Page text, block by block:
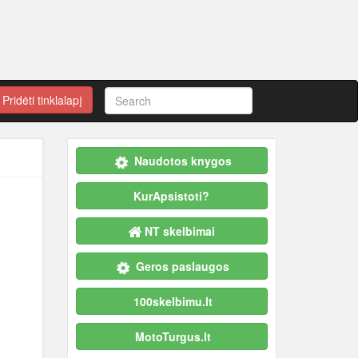
Pridėti tinklalapį
Naudotos knygos
KurApsistoti?
NT skelbimai
Geros paslaugos
100skelbimu.lt
MotoTurgus.lt